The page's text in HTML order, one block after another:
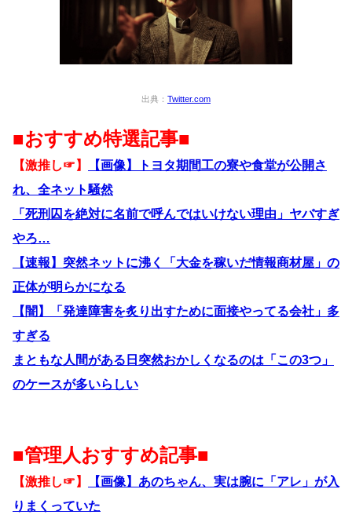
出典： Twitter.com
■おすすめ特選記事■
【激推し☞】
【画像】トヨタ期間工の寮や食堂が公開さ
れ、全ネット騒然
「死刑囚を絶対に名前で呼んではいけない理由」ヤバすぎ
やろ…
【速報】突然ネットに沸く「大金を稼いだ情報商材屋」の
正体が明らかになる
【闇】「発達障害を炙り出すために面接やってる会社」多
すぎる
まともな人間がある日突然おかしくなるのは「この3つ」
のケースが多いらしい
■管理人おすすめ記事■
【激推し☞】
【画像】あのちゃん、実は腕に「アレ」が入
りまくっていた